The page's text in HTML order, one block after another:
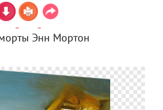
Энн Мортон